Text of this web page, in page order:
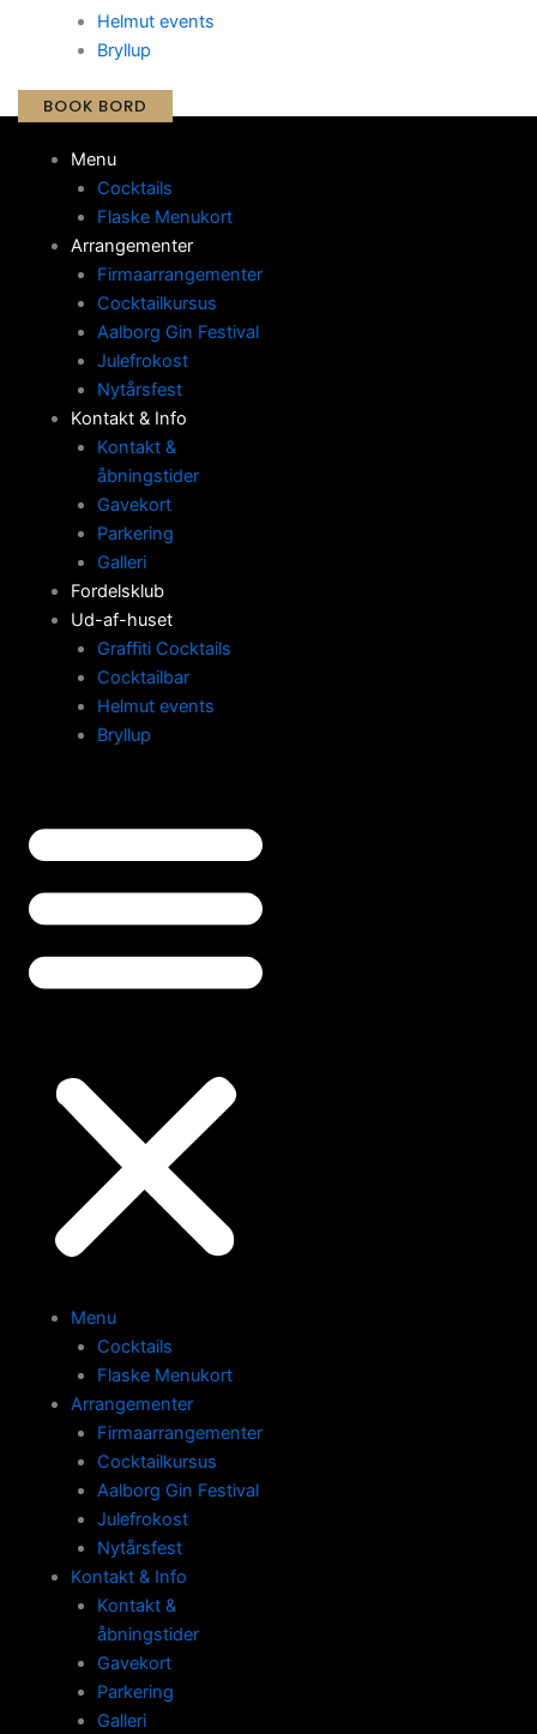
Helmut events
Bryllup
BOOK BORD
Menu
Cocktails
Flaske Menukort
Arrangementer
Firmaarrangementer
Cocktailkursus
Aalborg Gin Festival
Julefrokost
Nytårsfest
Kontakt & Info
Kontakt &
åbningstider
Gavekort
Parkering
Galleri
Fordelsklub
Ud-af-huset
Graffiti Cocktails
Cocktailbar
Helmut events
Bryllup
Menu
Cocktails
Flaske Menukort
Arrangementer
Firmaarrangementer
Cocktailkursus
Aalborg Gin Festival
Julefrokost
Nytårsfest
Kontakt & Info
Kontakt &
åbningstider
Gavekort
Parkering
Galleri